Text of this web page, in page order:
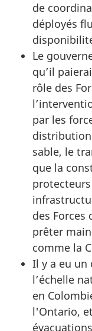
de
déployés
Le
qu’il
rôle des
par les
distribution
sable, le
que la
des
prêter
comme la
Il y a eu un
l’échelle
en
l'Ontario,